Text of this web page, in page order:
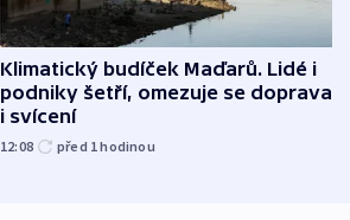
Klimatický budíček Maďarů. Lidé i
podniky šetří, omezuje se doprava
i svícení
12:08 před 1hodinou